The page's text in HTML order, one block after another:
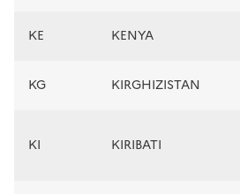
KE KENYA
KG KIRGHIZISTAN
KI KIRIBATI